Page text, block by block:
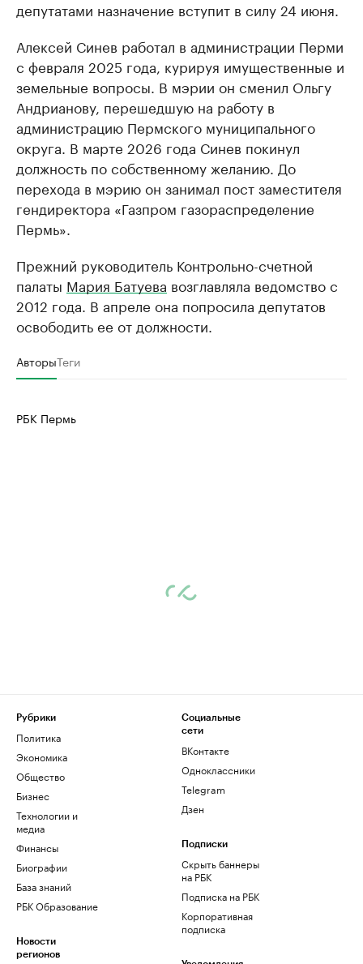
депутатами назначение вступит в силу 24 июня.
Алексей Синев работал в администрации Перми
с февраля 2025 года, курируя имущественные и
земельные вопросы. В мэрии он сменил Ольгу
Андрианову, перешедшую на работу в
администрацию Пермского муниципального
округа. В марте 2026 года Синев покинул
должность по собственному желанию. До
перехода в мэрию он занимал пост заместителя
гендиректора «Газпром газораспределение
Пермь».
Прежний руководитель Контрольно-счетной
палаты Мария Батуева возглавляла ведомство с
2012 года. В апреле она попросила депутатов
освободить ее от должности.
АвторыТеги
РБК Пермь
Рубрики
Политика
Экономика
Общество
Бизнес
Технологии и
медиа
Финансы
Биографии
База знаний
РБК Образование
Новости
регионов
Социальные
сети
ВКонтакте
Одноклассники
Telegram
Дзен
Подписки
Скрыть баннеры
на РБК
Подписка на РБК
Корпоративная
подписка